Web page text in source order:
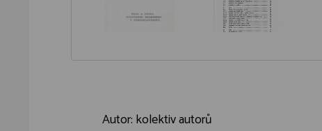
Autor: kolektiv autorů